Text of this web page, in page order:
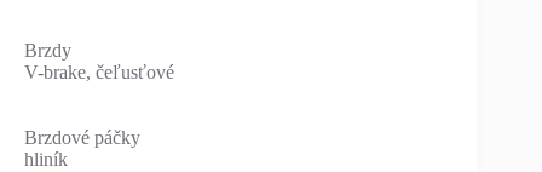
Brzdy
V-brake, čeľusťové
Brzdové páčky
hliník